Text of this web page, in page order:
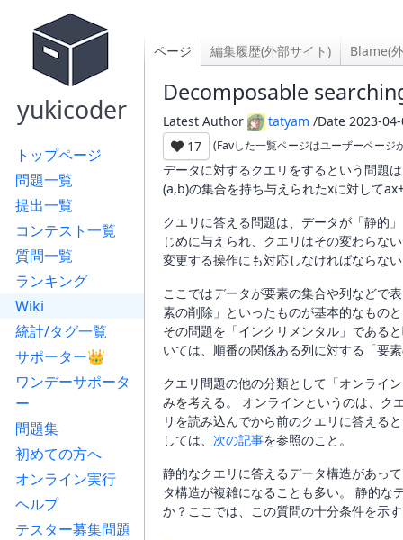
yukicoder
トップページ
問題一覧
提出一覧
コンテスト一覧
質問一覧
ランキング
Wiki
統計/タグ一覧
サポーター👑
ワンデーサポータ
ー
問題集
初めての方へ
オンライン実行
ヘルプ
テスター募集問題
ページ 編集履歴(外部サイト) Blame(
Decomposable
Latest Author tatyam /Date 2023-
17
(Favした一覧ページはユーザーページ
データに対するクエリをするという問題
(a,b)の集合を持ち与えられたxに対して
クエリに答える問題は、データが「静的
じめに与えられ、クエリはその変わらな
変更する操作にも対応しなければならな
ここではデータが要素の集合や列などで
素の削除」といったものが基本的なもの
その問題を「インクリメンタル」である
いては、順番の関係ある列に対する「要
クエリ問題の他の分類として「オンライ
みを考える。 オンラインというのは、ク
リを読み込んでから前のクエリに答える
しては、 次の記事を参照のこと。
静的なクエリに答えるデータ構造があっ
タ構造が複雑になることも多い。 静的な
か？ここでは、この質問の十分条件を示